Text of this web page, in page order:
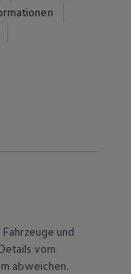
und
vom
abweichen.